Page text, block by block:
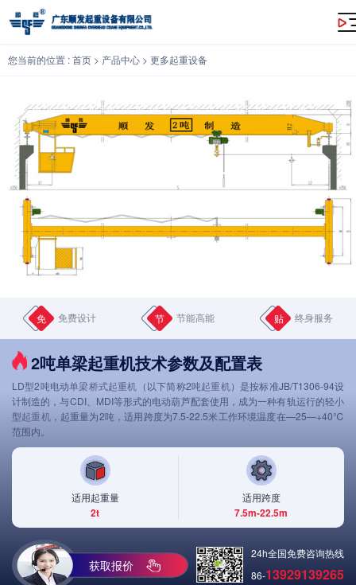
2吨单梁起重机技术参数及配置表
您当前的位置 :首页 > 产品中心 > 更多起重设备
免 免费设计 节 节能高能 贴 终身服务
2吨单梁起重机技术参数及配置表
LD型2吨电动单梁桥式起重机 （以下简称2吨起重机）是按标准JB/T1306-94设
计制造的，与CDI、MDI等形式的电动葫芦配套使用，成为一种有轨运行的轻小
型起重机，起重量为2吨，适用跨度为7.5-22.5米工作环境温度在—25—+40℃
范围内。
适用起重量
2t
适用跨度
7.5m-22.5m
获取报价
24h全国免费咨询热线
86-13929139265